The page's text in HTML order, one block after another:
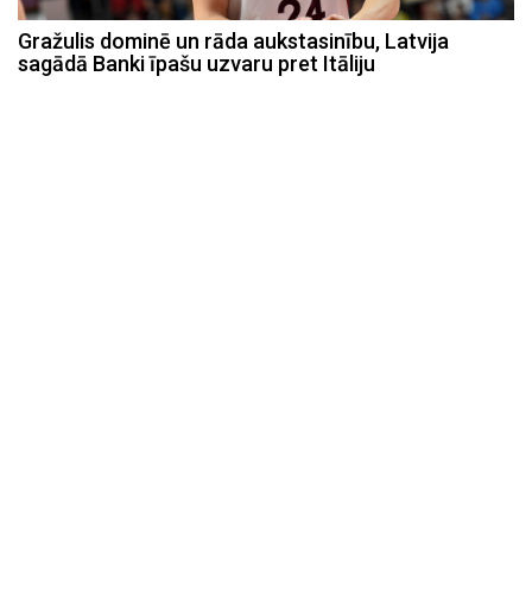
Gražulis dominē un rāda aukstasinību, Latvija
sagādā Banki īpašu uzvaru pret Itāliju